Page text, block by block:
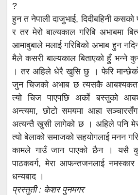
?
हुन त नेपाली दाजुभाई, दिदीबहिनी कसको
र तर मेरो बाल्यकाल गरिबि अभाबमा
आमाबुबाले मलाई गरिबिको अभाब हुन
मैले कसरी बाल्यकाल बिताएको हुँ भन्ने
। तर अहिले धेरै खुसि छु । फेरि
जुन चिजको अभाब छ त्यसकै
त्यो चिज पाएपछि अर्काे बस्तुको
अन्त्यमा, छोटो समयमा आहा सञ्चारसँग
अत्यन्तै खुसी लागेको छ । अहिले पनि
त्यो बेलाको समाजको सहयोगलाई मनन
कामले गाउँ जान पाएको छैन । यसै
पाठकवर्ग, मेरा आफन्तजनलाई
धन्यबाद ।
प्रस्तुती : केशर पुनमगर